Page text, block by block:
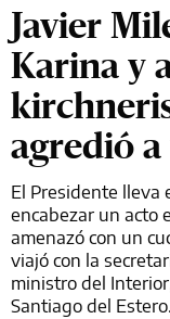
Javier
Karina y
agredió
El Presidente lleva
encabezar un acto
amenazó con un
viajó con la
ministro del
Santiago del Estero.